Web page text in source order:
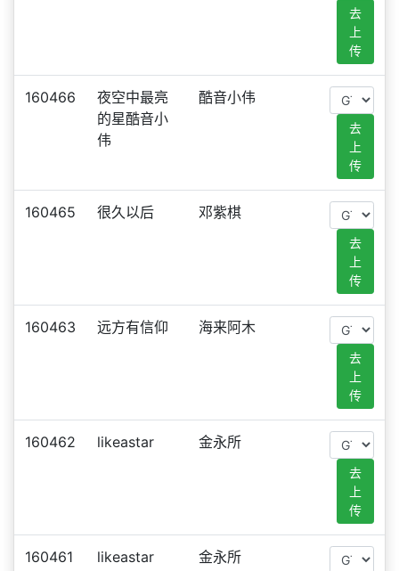
去
上
传
160466
夜空中最亮
的星酷音小
伟
酷音小伟
去
上
传
160465 很久以后 邓紫棋
去
上
传
160463 远方有信仰 海来阿木
去
上
传
160462 likeastar 金永所
去
上
传
160461 likeastar 金永所